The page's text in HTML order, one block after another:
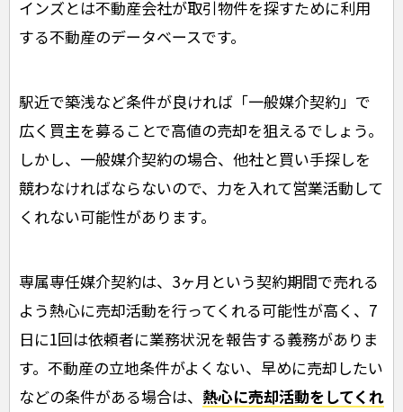
インズとは不動産会社が取引物件を探すために利用
する不動産のデータベースです。
駅近で築浅など条件が良ければ「一般媒介契約」で
広く買主を募ることで高値の売却を狙えるでしょう。
しかし、一般媒介契約の場合、他社と買い手探しを
競わなければならないので、力を入れて営業活動して
くれない可能性があります。
専属専任媒介契約は、3ヶ月という契約期間で売れる
よう熱心に売却活動を行ってくれる可能性が高く、7
日に1回は依頼者に業務状況を報告する義務がありま
す。不動産の立地条件がよくない、早めに売却したい
などの条件がある場合は、 熱心に売却活動をしてくれ